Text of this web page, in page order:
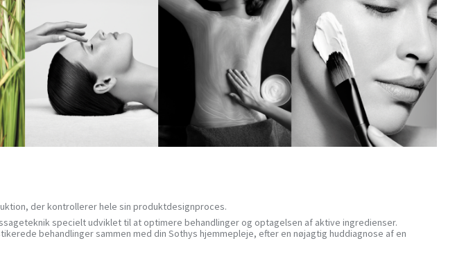
der kontrollerer hele sin produktdesignproces.
specielt udviklet til at optimere behandlinger og optagelsen af ​​aktive ingredienser.
behandlinger sammen med din Sothys hjemmepleje, efter en nøjagtig huddiagnose af en